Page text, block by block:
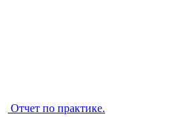
Отчет по практике.